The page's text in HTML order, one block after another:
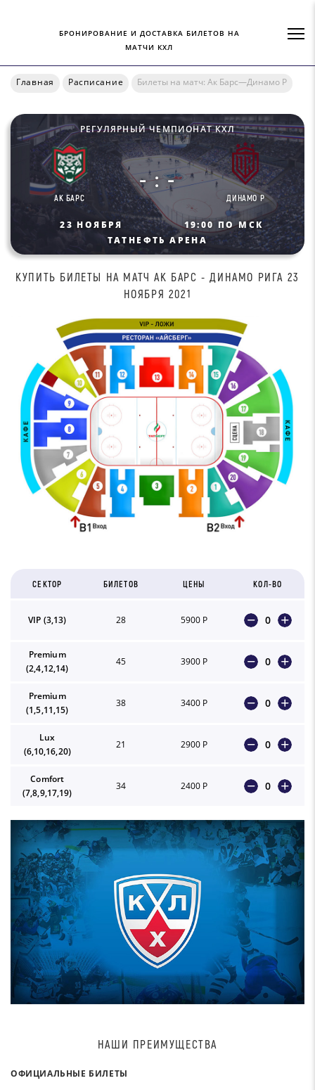
БРОНИРОВАНИЕ И ДОСТАВКА БИЛЕТОВ НА
МАТЧИ КХЛ
Главная Расписание Билеты на матч: Ак Барс—Динамо Р
РЕГУЛЯРНЫЙ ЧЕМПИОНАТ КХЛ
АК БАРС
- : -
ДИНАМО Р
23 НОЯБРЯ
19:00 ПО МСК
ТАТНЕФТЬ АРЕНА
КУПИТЬ БИЛEТЫ НА МАТЧ AК БAPC - ДИНAМO РИГА 23
НОЯБРЯ 2021
СЕКТОР БИЛЕТОВ ЦЕНЫ КОЛ-ВО
VIP (3,13) 28 5900 Р 0
Premium
(2,4,12,14)
45 3900 Р 0
Premium
(1,5,11,15)
38 3400 Р 0
Lux
(6,10,16,20)
21 2900 Р 0
Comfort
(7,8,9,17,19)
34 2400 Р 0
НАШИ ПРЕИМУЩЕСТВА
ОФИЦИАЛЬНЫЕ БИЛЕТЫ